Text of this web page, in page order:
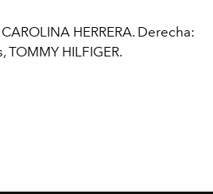
HERRERA. Derecha:
TOMMY HILFIGER.